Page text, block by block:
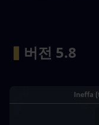
▍ 버전 5.8